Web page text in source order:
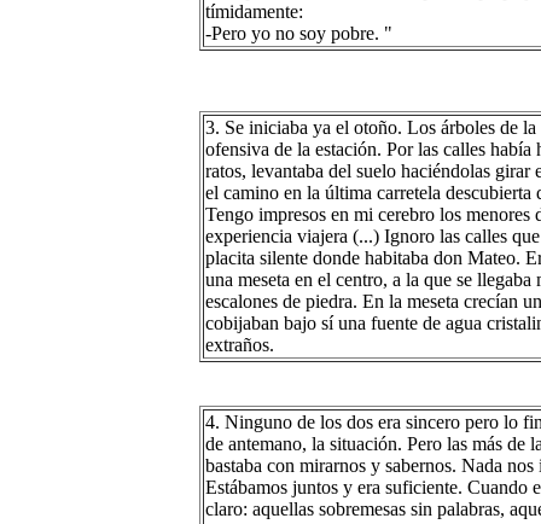
tímidamente:
-Pero yo no soy pobre. "
3. Se iniciaba ya el otoño. Los árboles de
ofensiva de la estación. Por las calles
ratos, levantaba del suelo haciéndolas
el camino en la última carretela descubierta
Tengo impresos en mi cerebro los menores
experiencia viajera (...) Ignoro las calles
placita silente donde habitaba don Mateo.
una meseta en el centro, a la que se
escalones de piedra. En la meseta crecían
cobijaban bajo sí una fuente de agua
extraños.
4. Ninguno de los dos era sincero pero lo
de antemano, la situación. Pero las más de
bastaba con mirarnos y sabernos. Nada
Estábamos juntos y era suficiente. Cuando
claro: aquellas sobremesas sin palabras,